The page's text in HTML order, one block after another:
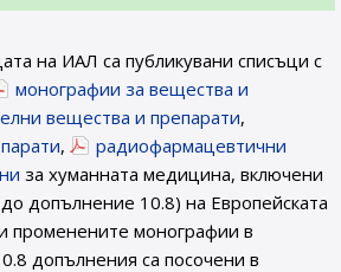
на ИАЛ са публикувани списъци с
монографии за вещества и
вещества и препарати,
,
радиофармацевтични
за хуманната медицина, включени
допълнение 10.8) на Европейската
променените монографии в
допълнения са посочени в